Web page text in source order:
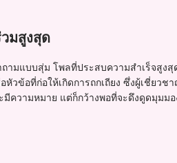
มสูงสุด
ามแบบสุ่ม โพลที่ประสบความสำเร็จสูงสุ
ข้อที่ก่อให้เกิดการถกเถียง ซึ่งผู้เชี่ยวช
ความหมาย แต่ก็กว้างพอที่จะดึงดูดมุมม